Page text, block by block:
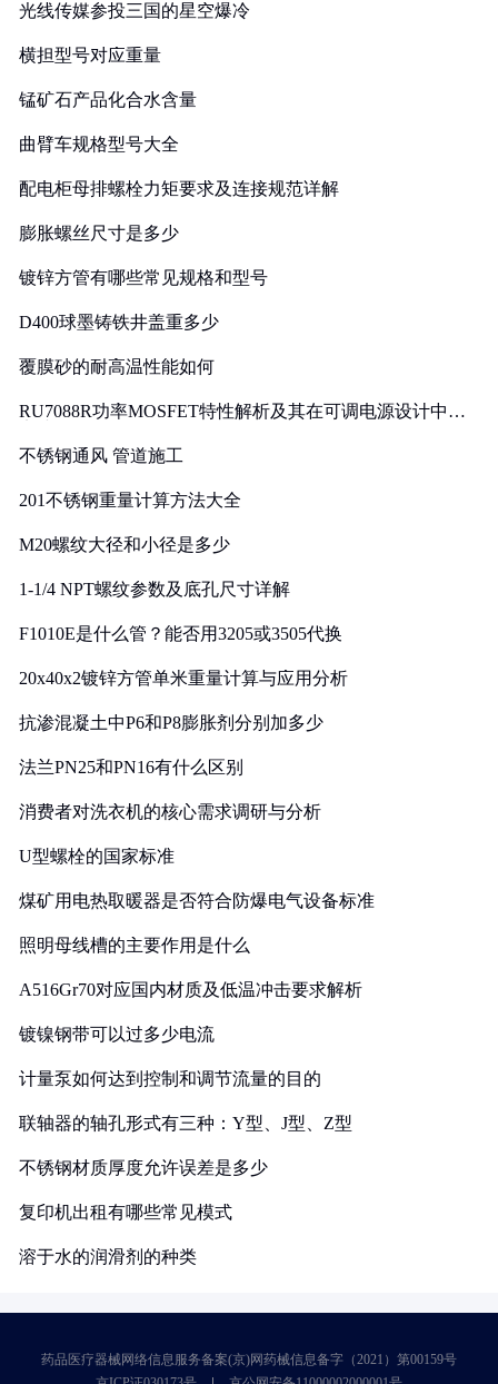
光线传媒参投三国的星空爆冷
横担型号对应重量
锰矿石产品化合水含量
曲臂车规格型号大全
配电柜母排螺栓力矩要求及连接规范详解
膨胀螺丝尺寸是多少
镀锌方管有哪些常见规格和型号
D400球墨铸铁井盖重多少
覆膜砂的耐高温性能如何
RU7088R功率MOSFET特性解析及其在可调电源设计中的
不锈钢通风 管道施工
201不锈钢重量计算方法大全
M20螺纹大径和小径是多少
1-1/4 NPT螺纹参数及底孔尺寸详解
F1010E是什么管？能否用3205或3505代换
20x40x2镀锌方管单米重量计算与应用分析
抗渗混凝土中P6和P8膨胀剂分别加多少
法兰PN25和PN16有什么区别
消费者对洗衣机的核心需求调研与分析
U型螺栓的国家标准
煤矿用电热取暖器是否符合防爆电气设备标准
照明母线槽的主要作用是什么
A516Gr70对应国内材质及低温冲击要求解析
镀镍钢带可以过多少电流
计量泵如何达到控制和调节流量的目的
联轴器的轴孔形式有三种：Y型、J型、Z型
不锈钢材质厚度允许误差是多少
复印机出租有哪些常见模式
溶于水的润滑剂的种类
药品医疗器械网络信息服务备案(京)网药械信息备字（2021）第00159号